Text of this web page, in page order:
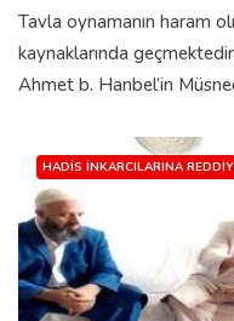
Tavla oynamanın haram
kaynaklarında
Ahmet b. Hanbel’in
HADIS İNKARCILARINA